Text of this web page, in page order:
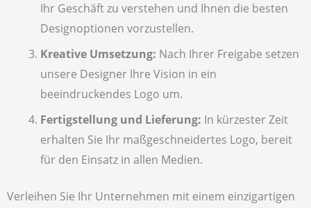
Ihr Geschäft zu verstehen und Ihnen die besten
Designoptionen vorzustellen.
Kreative Umsetzung: Nach Ihrer Freigabe setzen
unsere Designer Ihre Vision in ein
beeindruckendes Logo um.
Fertigstellung und Lieferung: In kürzester Zeit
erhalten Sie Ihr maßgeschneidertes Logo, bereit
für den Einsatz in allen Medien.
Verleihen Sie Ihr Unternehmen mit einem einzigartigen